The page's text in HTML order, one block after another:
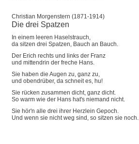
Christian Morgenstern (1871-1914)
Die drei Spatzen
In einem leeren Haselstrauch,
da sitzen drei Spatzen, Bauch an Bauch.
Der Erich rechts und links der Franz
und mittendrin der freche Hans.
Sie haben die Augen zu, ganz zu,
und obendrüber, da schneit es, hu!
Sie rücken zusammen dicht, ganz dicht.
So warm wie der Hans hat's niemand nicht.
Sie hör'n alle drei ihrer Herzlein Gepoch.
Und wenn sie nicht weg sind, so sitzen sie noch.